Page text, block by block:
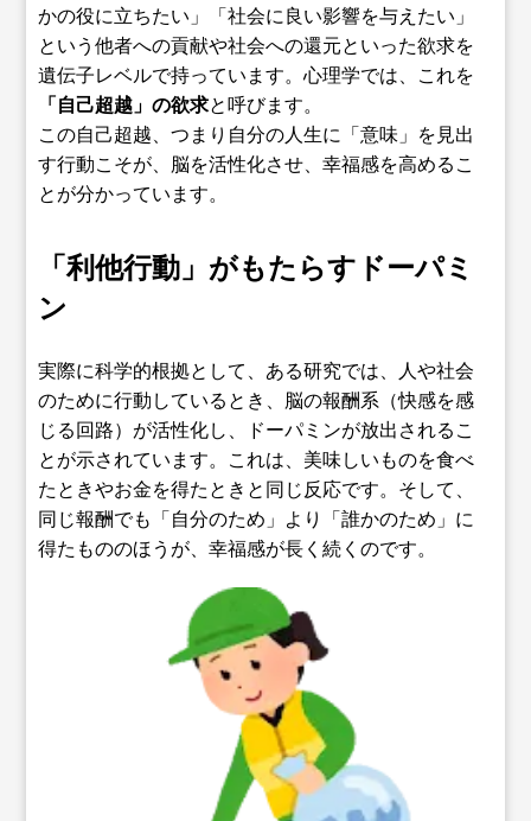
かの役に立ちたい」「社会に良い影響を与えたい」
という他者への貢献や社会への還元といった欲求を
遺伝子レベルで持っています。心理学では、これを
「自己超越」の欲求と呼びます。
この自己超越、つまり自分の人生に「意味」を見出
す行動こそが、脳を活性化させ、幸福感を高めるこ
とが分かっています。
「利他行動」がもたらすドーパミ
ン
実際に科学的根拠として、ある研究では、人や社会
のために行動しているとき、脳の報酬系（快感を感
じる回路）が活性化し、ドーパミンが放出されるこ
とが示されています。これは、美味しいものを食べ
たときやお金を得たときと同じ反応です。そして、
同じ報酬でも「自分のため」より「誰かのため」に
得たもののほうが、幸福感が長く続くのです。